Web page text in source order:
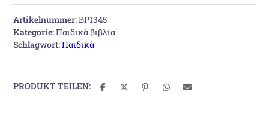
Artikelnummer:BP1345
Kategorie:Παιδικά βιβλία
Schlagwort:Παιδικά
PRODUKT TEILEN: